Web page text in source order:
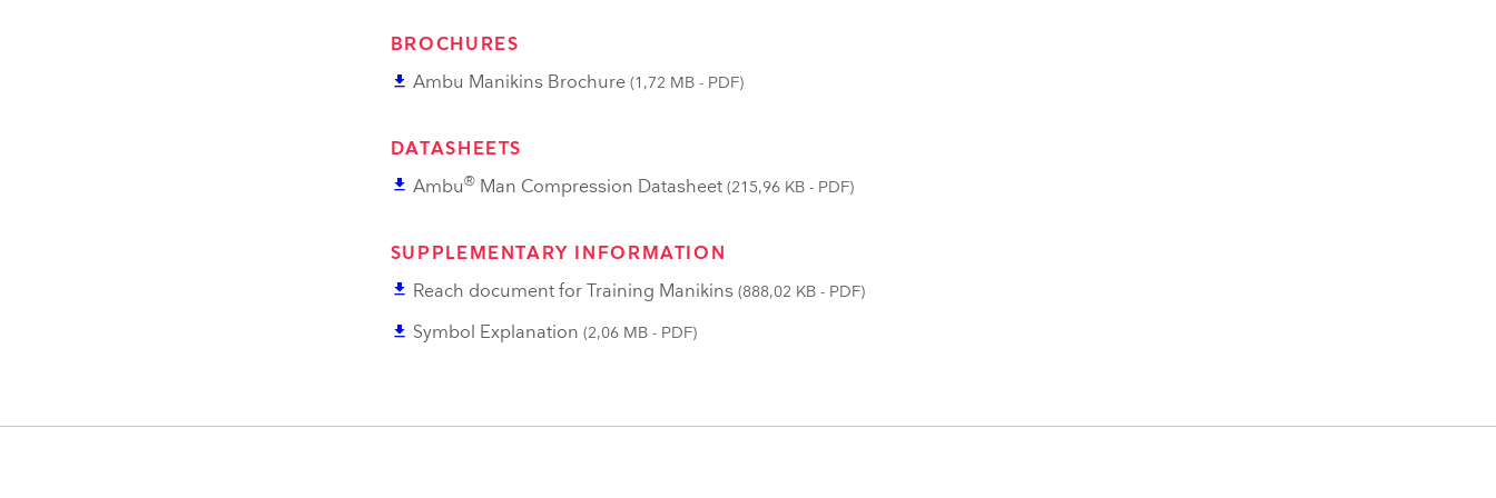
BROCHURES
file_download Ambu Manikins Brochure (1,72 MB - PDF)
DATASHEETS
file_download Ambu®Man Compression Datasheet (215,96 KB - PDF)
SUPPLEMENTARY INFORMATION
file_download Reach document for Training Manikins (888,02 KB - PDF)
file_download Symbol Explanation (2,06 MB - PDF)